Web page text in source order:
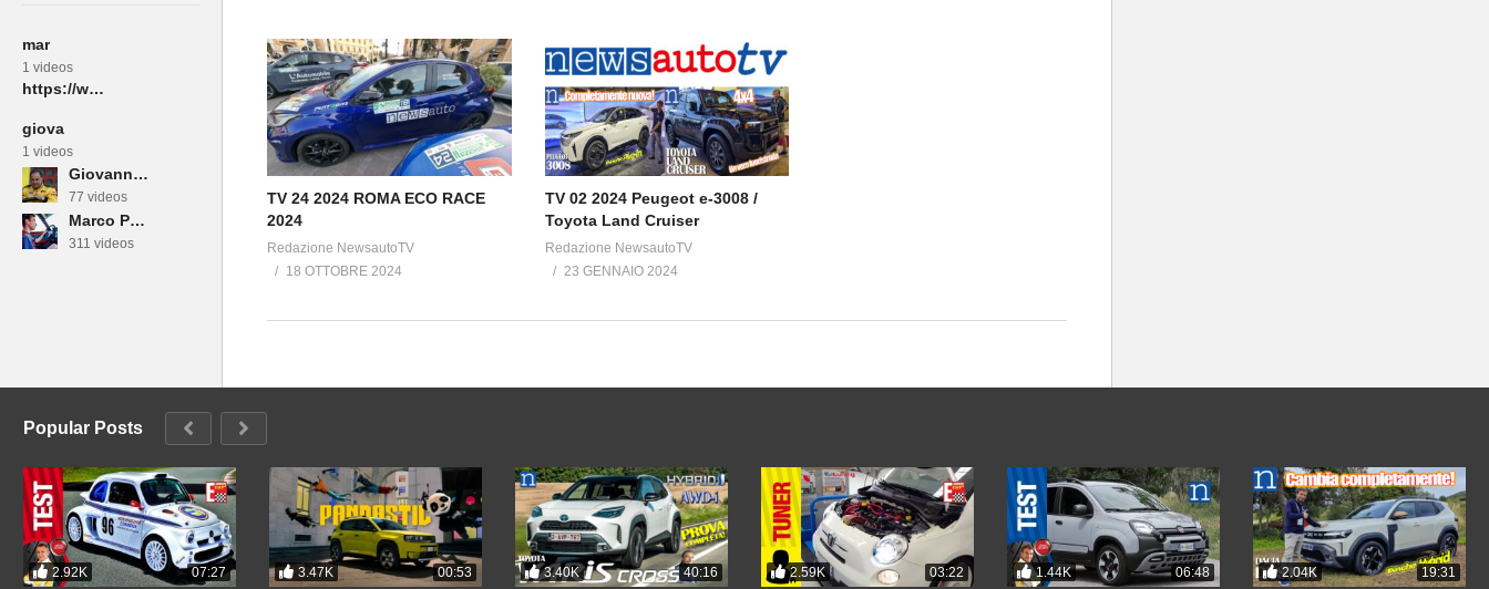
mar
1 videos
https://www.youtube.com/watch?v=srdxJFL4Ir4
giova
1 videos
Giovanni Mancini
77 videos
Marco Paternostro
311 videos
TV 24 2024 ROMA ECO RACE
2024
Redazione NewsautoTV
18 OTTOBRE 2024
TV 02 2024 Peugeot e-3008 /
Toyota Land Cruiser
Redazione NewsautoTV
23 GENNAIO 2024
Popular Posts
2.92K 07:27 3.47K 00:53 3.40K 40:16 2.59K 03:22 1.44K 06:48 2.04K 19:31